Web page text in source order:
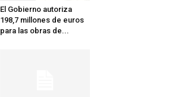
El Gobierno autoriza
198,7 millones de euros
para las obras de...